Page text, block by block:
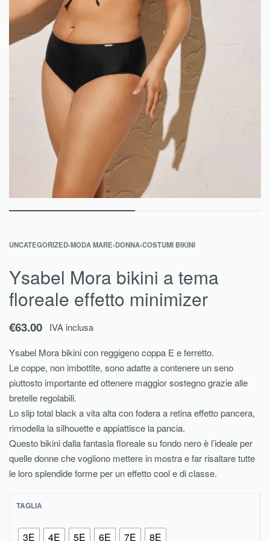
UNCATEGORIZED›MODA MARE›DONNA›COSTUMI BIKINI
Ysabel Mora bikini a tema
floreale effetto minimizer
€63.00
IVA inclusa
Ysabel Mora bikini con reggigeno coppa E e ferretto.
Le coppe, non imbottite, sono adatte a contenere un seno
piuttosto importante ed ottenere maggior sostegno grazie alle
bretelle regolabili.
Lo slip total black a vita alta con fodera a retina effetto pancera,
rimodella la silhouette e appiattisce la pancia.
Questo bikini dalla fantasia floreale su fondo nero è l’ideale per
quelle donne che vogliono mettere in mostra e far risaltare tutte
le loro splendide forme per un effetto cool e di classe.
TAGLIA
3E 4E 5E 6E 7E 8E